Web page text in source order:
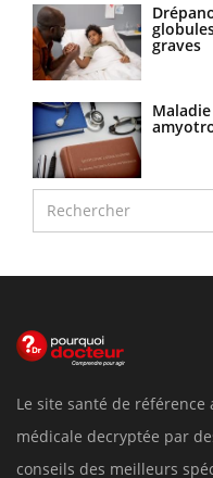
graves
Le site santé de
médicale decryptée par
conseils des meilleurs